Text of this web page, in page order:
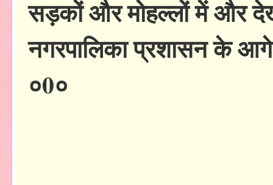
सड़कों और मोहल्लों में और
नगरपालिका प्रशासन के
०0०